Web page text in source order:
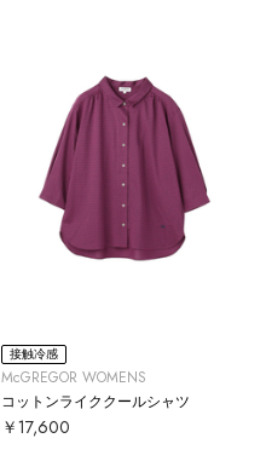
接触冷感
McGREGOR WOMENS
コットンライククールシャツ
￥17,600